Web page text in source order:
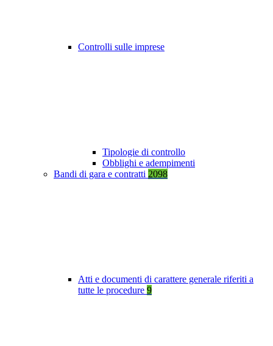
Controlli sulle imprese
Tipologie di controllo
Obblighi e adempimenti
Bandi di gara e contratti 2098
Atti e documenti di carattere generale riferiti a
tutte le procedure 9